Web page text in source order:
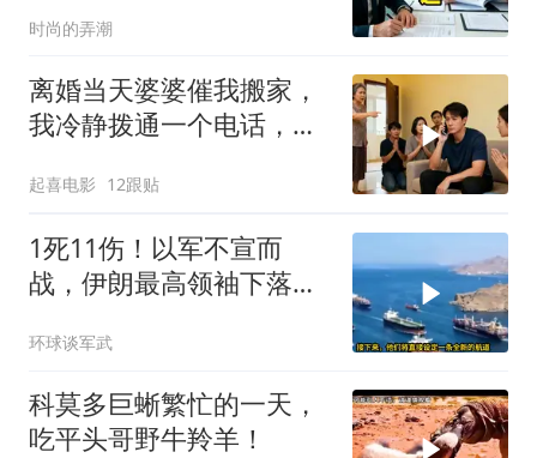
时尚的弄潮
离婚当天婆婆催我搬家，
我冷静拨通一个电话，全
起喜电影 12跟贴
1死11伤！以军不宣而
战，伊朗最高领袖下落不
环球谈军武
科莫多巨蜥繁忙的一天，
吃平头哥野牛羚羊！